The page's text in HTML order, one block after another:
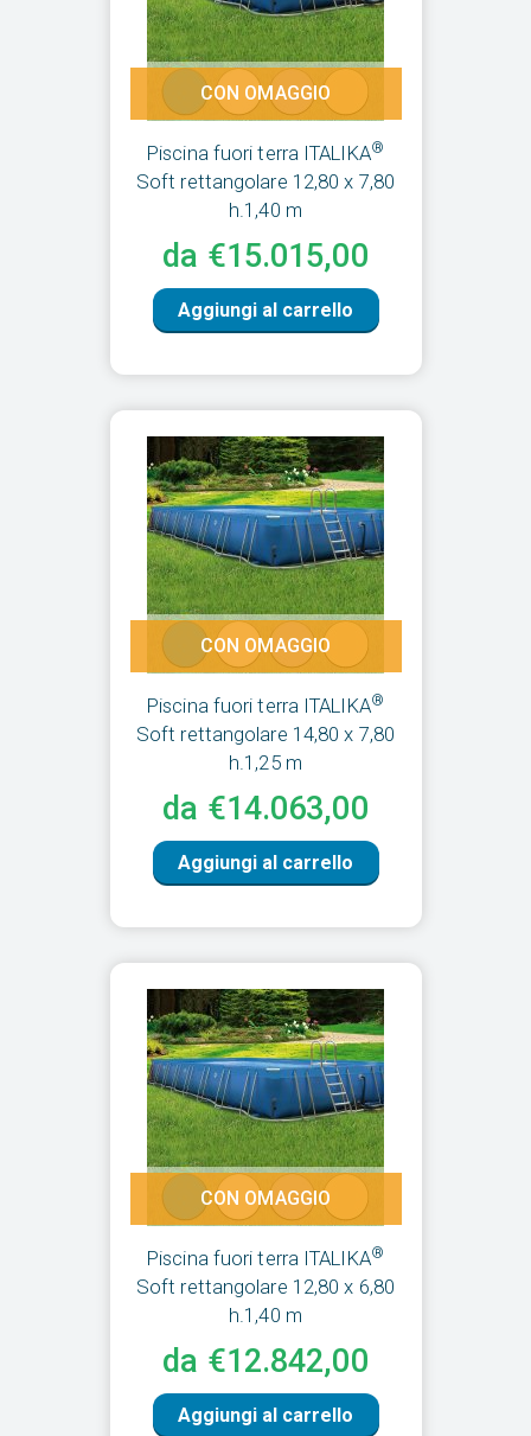
Piscina fuori terra ITALIKA®
Soft rettangolare 12,80 x 7,80
h.1,40 m
da €15.015,00
Aggiungi al carrello
CON OMAGGIO
Piscina fuori terra ITALIKA®
Soft rettangolare 14,80 x 7,80
h.1,25 m
da €14.063,00
Aggiungi al carrello
CON OMAGGIO
Piscina fuori terra ITALIKA®
Soft rettangolare 12,80 x 6,80
h.1,40 m
da €12.842,00
Aggiungi al carrello
CON OMAGGIO